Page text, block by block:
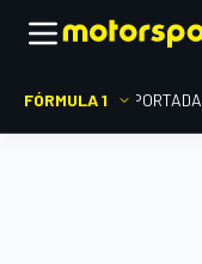
FÓRMULA 1 PORTADA